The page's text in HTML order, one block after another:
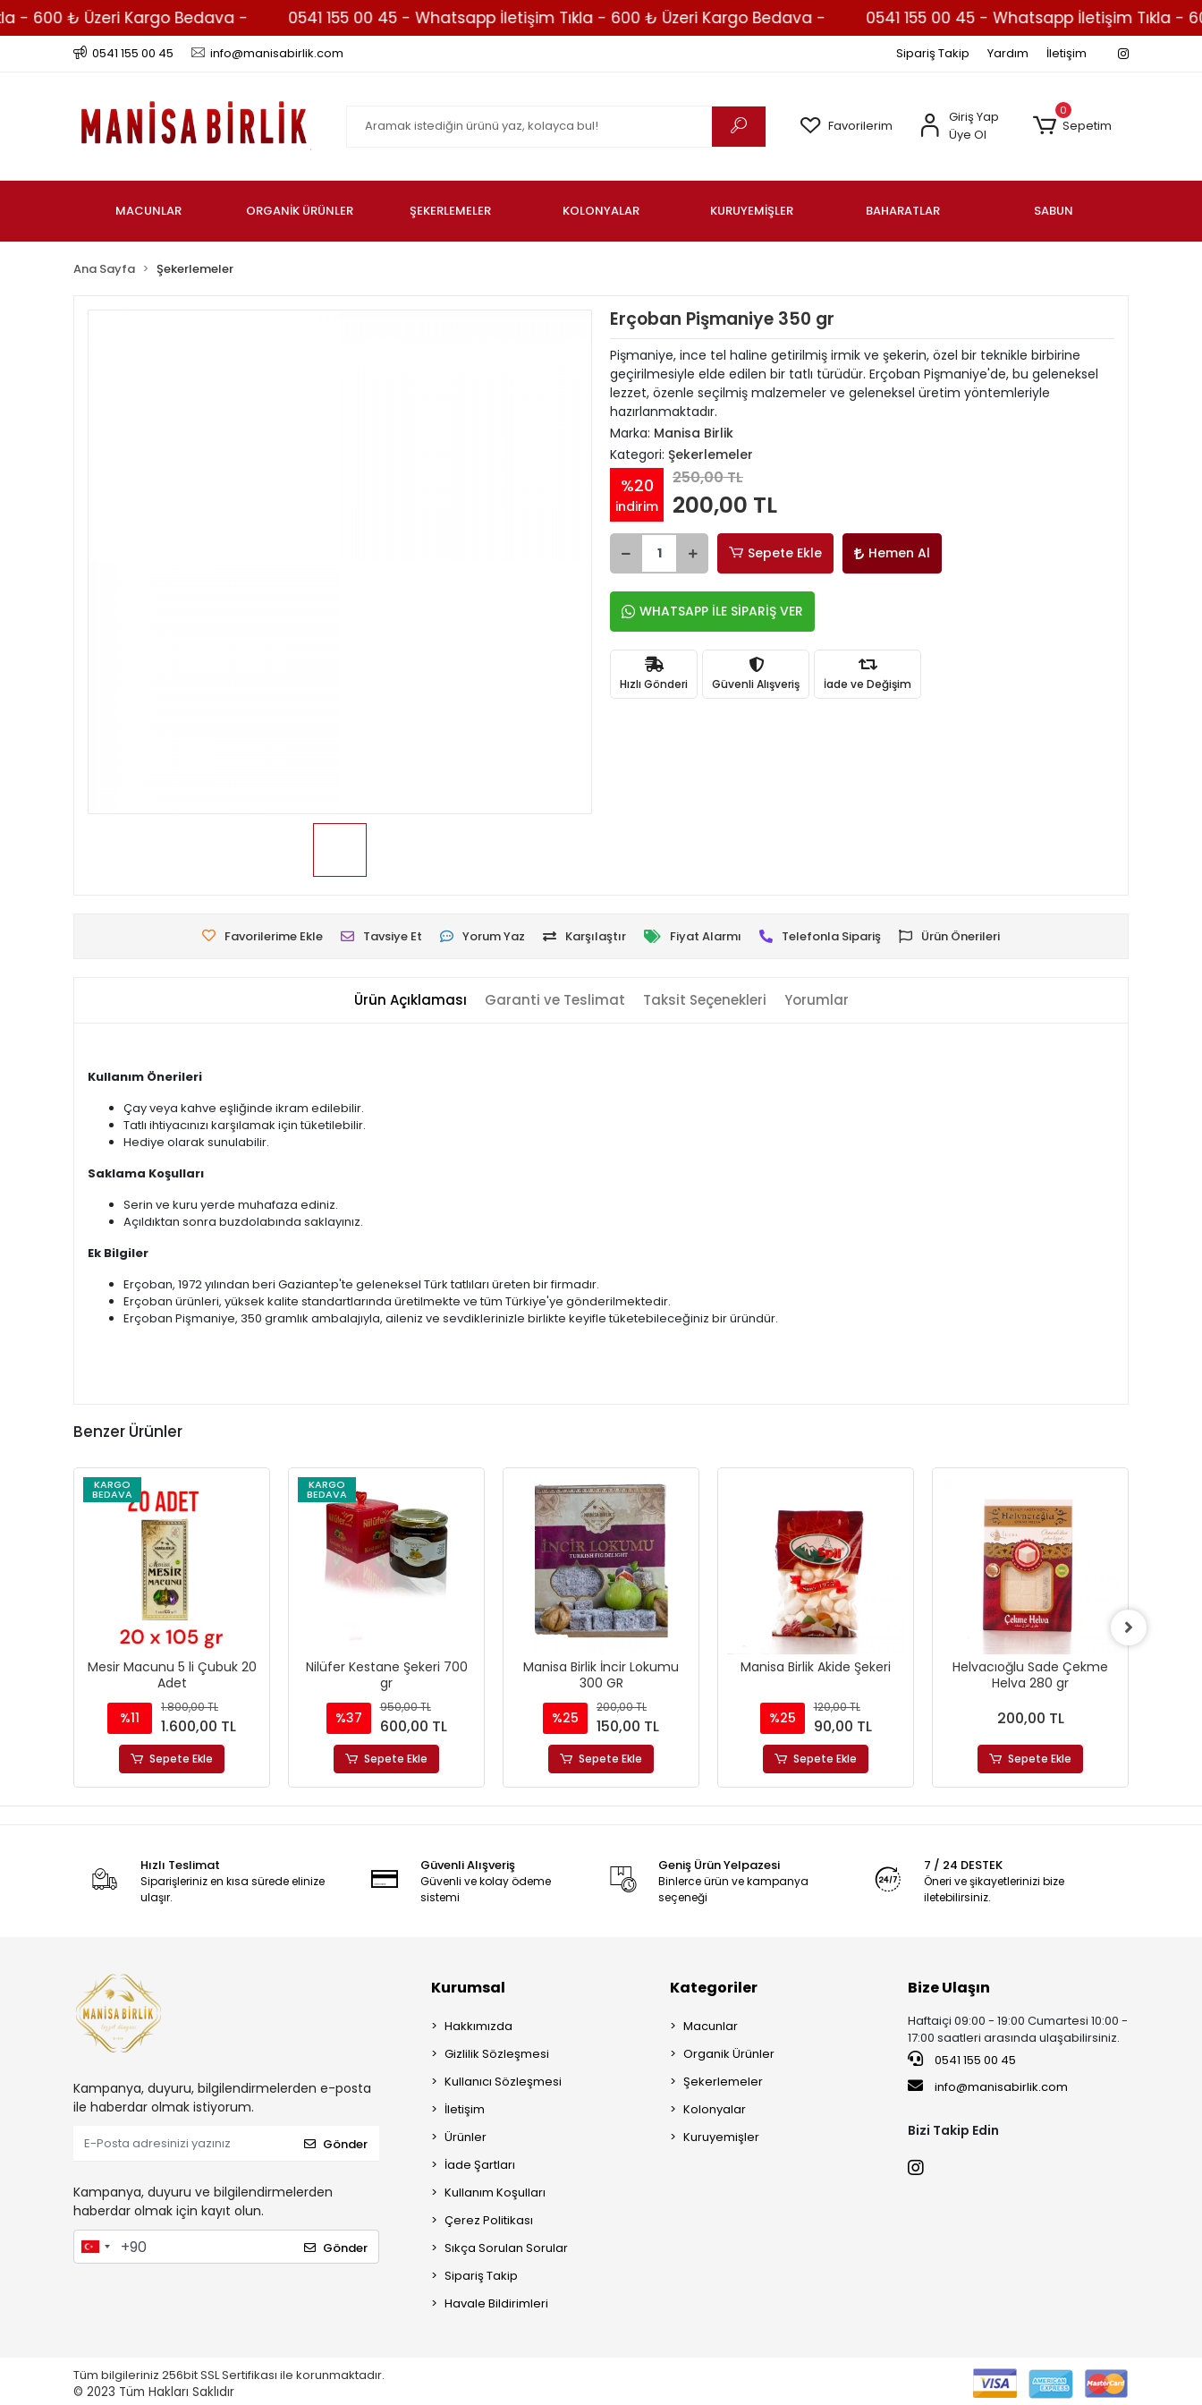
₺ Üzeri Kargo Bedava - 0541 155 00 45 - Whatsapp İletişim Tıkla - 600 ₺ Üzeri Kargo Bedava - 0541 155 00 45 - Whatsapp İletişim Tıkla - 600
0541 155 00 45 info@manisabirlik.com Sipariş Takip Yardım İletişim
Favorilerim
Giriş Yap
Üye Ol
0
Sepetim
MACUNLAR ORGANİK ÜRÜNLER ŞEKERLEMELER KOLONYALAR KURUYEMİŞLER BAHARATLAR SABUN
Ana Sayfa Şekerlemeler
Erçoban Pişmaniye 350 gr
Pişmaniye, ince tel haline getirilmiş irmik ve şekerin, özel bir teknikle birbirine
geçirilmesiyle elde edilen bir tatlı türüdür. Erçoban Pişmaniye'de, bu geleneksel
lezzet, özenle seçilmiş malzemeler ve geleneksel üretim yöntemleriyle
hazırlanmaktadır.
Marka: Manisa Birlik
Kategori: Şekerlemeler
%20
indirim
250,00 TL
200,00 TL
Sepete Ekle Hemen Al
WHATSAPP İLE SİPARİŞ VER
Hızlı Gönderi Güvenli Alışveriş İade ve Değişim
Favorilerime Ekle Tavsiye Et Yorum Yaz Karşılaştır Fiyat Alarmı Telefonla Sipariş Ürün Önerileri
Ürün Açıklaması Garanti ve Teslimat Taksit Seçenekleri Yorumlar
Kullanım Önerileri
Çay veya kahve eşliğinde ikram edilebilir.
Tatlı ihtiyacınızı karşılamak için tüketilebilir.
Hediye olarak sunulabilir.
Saklama Koşulları
Serin ve kuru yerde muhafaza ediniz.
Açıldıktan sonra buzdolabında saklayınız.
Ek Bilgiler
Erçoban, 1972 yılından beri Gaziantep'te geleneksel Türk tatlıları üreten bir firmadır.
Erçoban ürünleri, yüksek kalite standartlarında üretilmekte ve tüm Türkiye'ye gönderilmektedir.
Erçoban Pişmaniye, 350 gramlık ambalajıyla, aileniz ve sevdiklerinizle birlikte keyifle tüketebileceğiniz bir üründür.
Benzer Ürünler
KARGO
BEDAVA
Mesir Macunu 5 li Çubuk 20
Adet
%11
1.800,00 TL
1.600,00 TL
Sepete Ekle
KARGO
BEDAVA
Nilüfer Kestane Şekeri 700
gr
%37
950,00 TL
600,00 TL
Sepete Ekle
Manisa Birlik İncir Lokumu
300 GR
%25
200,00 TL
150,00 TL
Sepete Ekle
Manisa Birlik Akide Şekeri
%25
120,00 TL
90,00 TL
Sepete Ekle
Helvacıoğlu Sade Çekme
Helva 280 gr
200,00 TL
Sepete Ekle
Hızlı Teslimat
Siparişleriniz en kısa sürede elinize
ulaşır.
Güvenli Alışveriş
Güvenli ve kolay ödeme
sistemi
Geniş Ürün Yelpazesi
Binlerce ürün ve kampanya
seçeneği
7 / 24 DESTEK
Öneri ve şikayetlerinizi bize
iletebilirsiniz.
Kampanya, duyuru, bilgilendirmelerden e-posta
ile haberdar olmak istiyorum.
Gönder
Kampanya, duyuru ve bilgilendirmelerden
haberdar olmak için kayıt olun.
Gönder
Kurumsal
Hakkımızda
Gizlilik Sözleşmesi
Kullanıcı Sözleşmesi
İletişim
Ürünler
İade Şartları
Kullanım Koşulları
Çerez Politikası
Sıkça Sorulan Sorular
Sipariş Takip
Havale Bildirimleri
Kategoriler
Macunlar
Organik Ürünler
Şekerlemeler
Kolonyalar
Kuruyemişler
Bize Ulaşın
Haftaiçi 09:00 - 19:00 Cumartesi 10:00 -
17:00 saatleri arasında ulaşabilirsiniz.
0541 155 00 45
info@manisabirlik.com
Bizi Takip Edin
Tüm bilgileriniz 256bit SSL Sertifikası ile korunmaktadır.
© 2023 Tüm Hakları Saklıdır